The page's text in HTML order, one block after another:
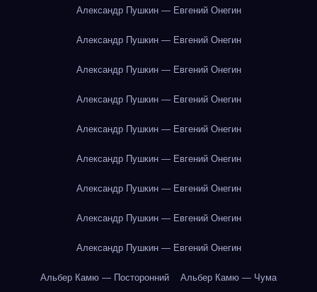
Александр Пушкин — Евгений Онегин
Александр Пушкин — Евгений Онегин
Александр Пушкин — Евгений Онегин
Александр Пушкин — Евгений Онегин
Александр Пушкин — Евгений Онегин
Александр Пушкин — Евгений Онегин
Александр Пушкин — Евгений Онегин
Александр Пушкин — Евгений Онегин
Александр Пушкин — Евгений Онегин
Альбер Камю — Посторонний Альбер Камю — Чума